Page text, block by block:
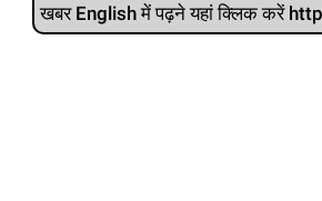
खबर English में पढ़ने यहां क्लिक करें